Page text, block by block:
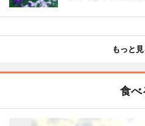
もっと
食べ